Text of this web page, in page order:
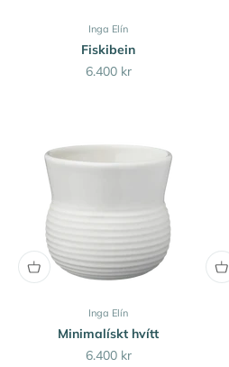
Inga Elín
Fiskibein
Sale price
6.400 kr
Inga Elín
Minimalískt hvítt
Sale price
6.400 kr